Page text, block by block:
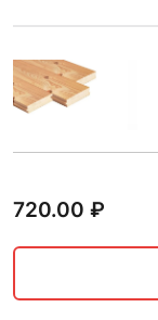
720.00 ₽